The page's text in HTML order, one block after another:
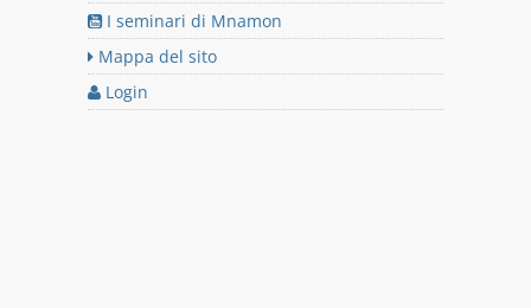
I seminari di Mnamon
Mappa del sito
Login